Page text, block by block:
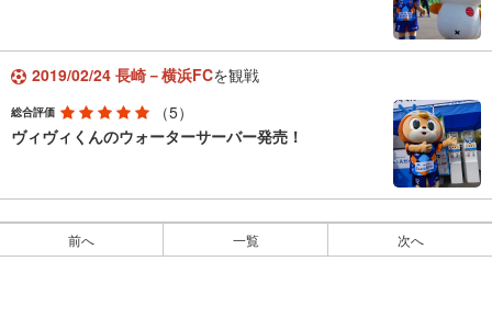
2019/02/24 長崎－横浜FCを観戦
総合評価
（5）
ヴィヴィくんのウォーターサーバー発売！
前へ 一覧 次へ